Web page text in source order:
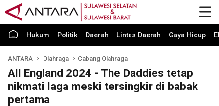
Hukum Politik Daerah Lintas Daerah Gaya Hidup
ANTARA Olahraga Cabang Olahraga
All England 2024 - The Daddies tetap
nikmati laga meski tersingkir di babak
pertama